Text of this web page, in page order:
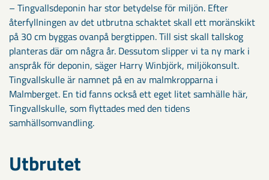
– Tingvallsdeponin har stor betydelse för miljön. Efter
återfyllningen av det utbrutna schaktet skall ett moränskikt
på 30 cm byggas ovanpå bergtippen. Till sist skall tallskog
planteras där om några år. Dessutom slipper vi ta ny mark i
anspråk för deponin, säger Harry Winbjörk, miljökonsult.
Tingvallskulle är namnet på en av malmkropparna i
Malmberget. En tid fanns också ett eget litet samhälle här,
Tingvallskulle, som flyttades med den tidens
samhällsomvandling.
Utbrutet